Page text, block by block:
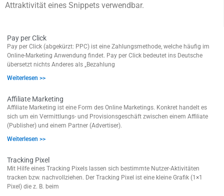
Attraktivität eines Snippets verwendbar.
Pay per Click
Pay per Click (abgekürzt: PPC) ist eine Zahlungsmethode, welche häufig im
Online-Marketing Anwendung findet. Pay per Click bedeutet ins Deutsche
übersetzt nichts Anderes als „Bezahlung
Weiterlesen >>
Affiliate Marketing
Affiliate Marketing ist eine Form des Online Marketings. Konkret handelt es
sich um ein Vermittlungs- und Provisionsgeschäft zwischen einem Affiliate
(Publisher) und einem Partner (Advertiser).
Weiterlesen >>
Tracking Pixel
Mit Hilfe eines Tracking Pixels lassen sich bestimmte Nutzer-Aktivitäten
tracken bzw. nachvollziehen. Der Tracking Pixel ist eine kleine Grafik (1×1
Pixel) die z. B. beim